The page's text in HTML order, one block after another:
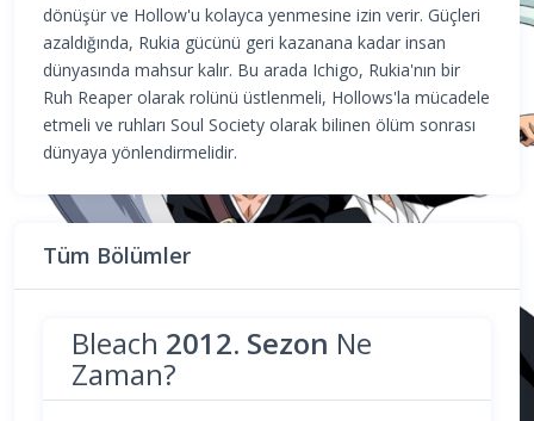
dönüşür ve Hollow'u kolayca yenmesine izin verir. Güçleri
azaldığında, Rukia gücünü geri kazanana kadar insan
dünyasında mahsur kalır. Bu arada Ichigo, Rukia'nın bir
Ruh Reaper olarak rolünü üstlenmeli, Hollows'la mücadele
etmeli ve ruhları Soul Society olarak bilinen ölüm sonrası
dünyaya yönlendirmelidir.
Tüm Bölümler
Bleach 2012. Sezon Ne
Zaman?